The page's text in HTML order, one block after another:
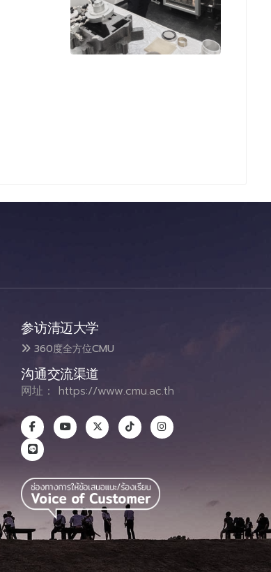
参访清迈大学
360度全方位CMU
沟通交流渠道
网址： https://www.cmu.ac.th